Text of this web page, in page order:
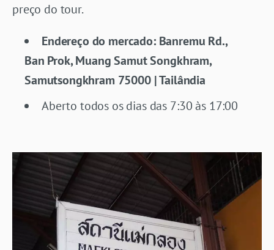
preço do tour.
Endereço do mercado: Banremu Rd.,
Ban Prok, Muang Samut Songkhram,
Samutsongkhram 75000 | Tailândia
Aberto todos os dias das 7:30 às 17:00